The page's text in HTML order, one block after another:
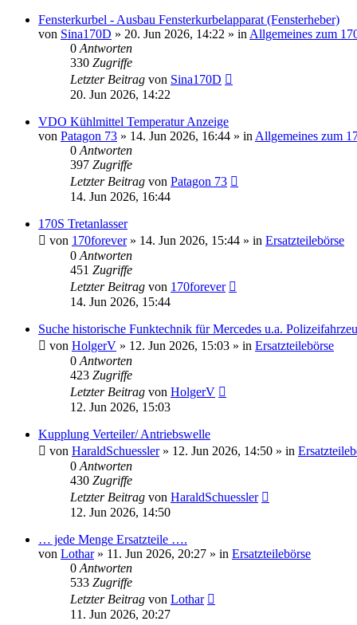
Fensterkurbel - Ausbau Fensterkurbelapparat (Fensterheber)
von Sina170D » 20. Jun 2026, 14:22 » in Allgemeines zum
0 Antworten
330 Zugriffe
Letzter Beitrag von Sina170D
20. Jun 2026, 14:22
VDO Kühlmittel Temperatur Anzeige
von Patagon 73 » 14. Jun 2026, 16:44 » in Allgemeines zum
0 Antworten
397 Zugriffe
Letzter Beitrag von Patagon 73
14. Jun 2026, 16:44
170S Tretanlasser
von 170forever» 14. Jun 2026, 15:44 » in Ersatzteilebörse
0 Antworten
451 Zugriffe
Letzter Beitrag von 170forever
14. Jun 2026, 15:44
Suche historische Funktechnik für Mercedes u.a.
von HolgerV » 12. Jun 2026, 15:03 » in Ersatzteilebörse
0 Antworten
423 Zugriffe
Letzter Beitrag von HolgerV
12. Jun 2026, 15:03
Kupplung Verteiler/ Antriebswelle
von HaraldSchuessler» 12. Jun 2026, 14:50 » in
0 Antworten
430 Zugriffe
Letzter Beitrag von HaraldSchuessler
12. Jun 2026, 14:50
… jede Menge Ersatzteile ….
von Lothar» 11. Jun 2026, 20:27 » in Ersatzteilebörse
0 Antworten
533 Zugriffe
Letzter Beitrag von Lothar
11. Jun 2026, 20:27